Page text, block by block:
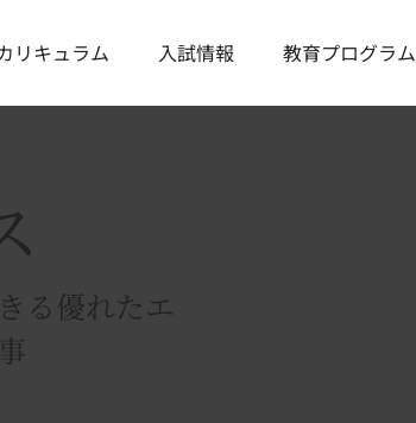
リキュラム 入試情報 教育プログラム
る優れたエ